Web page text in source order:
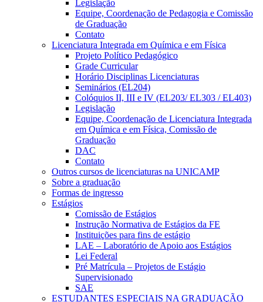
Legislação
Equipe, Coordenação de Pedagogia e Comissão
de Graduação
Contato
Licenciatura Integrada em Química e em Física
Projeto Político Pedagógico
Grade Curricular
Horário Disciplinas Licenciaturas
Seminários (EL204)
Colóquios II, III e IV (EL203/ EL303 / EL403)
Legislação
Equipe, Coordenação de Licenciatura Integrada
em Química e em Física, Comissão de
Graduação
DAC
Contato
Outros cursos de licenciaturas na UNICAMP
Sobre a graduação
Formas de ingresso
Estágios
Comissão de Estágios
Instrução Normativa de Estágios da FE
Instituições para fins de estágio
LAE – Laboratório de Apoio aos Estágios
Lei Federal
Pré Matrícula – Projetos de Estágio
Supervisionado
SAE
ESTUDANTES ESPECIAIS NA GRADUAÇÃO